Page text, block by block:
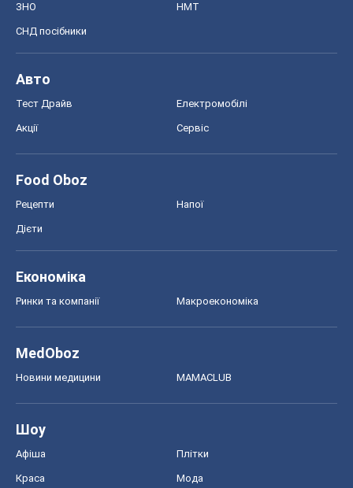
ЗНО НМТ
СНД посібники
Авто
Тест Драйв Електромобілі
Акції Сервіс
Food Oboz
Рецепти Напої
Дієти
Економіка
Ринки та компанії Макроекономіка
MedOboz
Новини медицини MAMACLUB
Шоу
Афіша Плітки
Краса Мода